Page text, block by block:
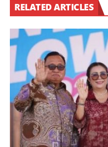
RELATED ARTICLES